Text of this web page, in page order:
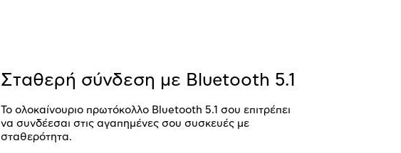
Σταθερή σύνδεση με Bluetooth 5.1
To ολοκαίνουριο πρωτόκολλο Bluetooth 5.1 σου επιτρέπει
να συνδέεσαι στις αγαπημένες σου συσκευές με
σταθερότητα.